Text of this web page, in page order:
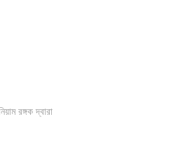
রঙ্গক দ্বারা